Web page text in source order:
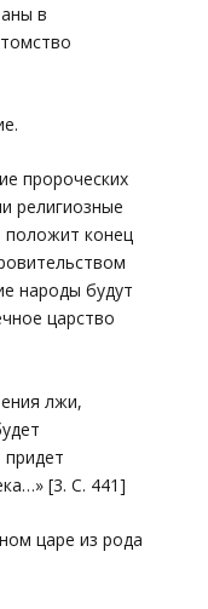
в
пророческих
религиозные
положит конец
народы будут
царство
лжи,
[3. С. 441]
царе из рода